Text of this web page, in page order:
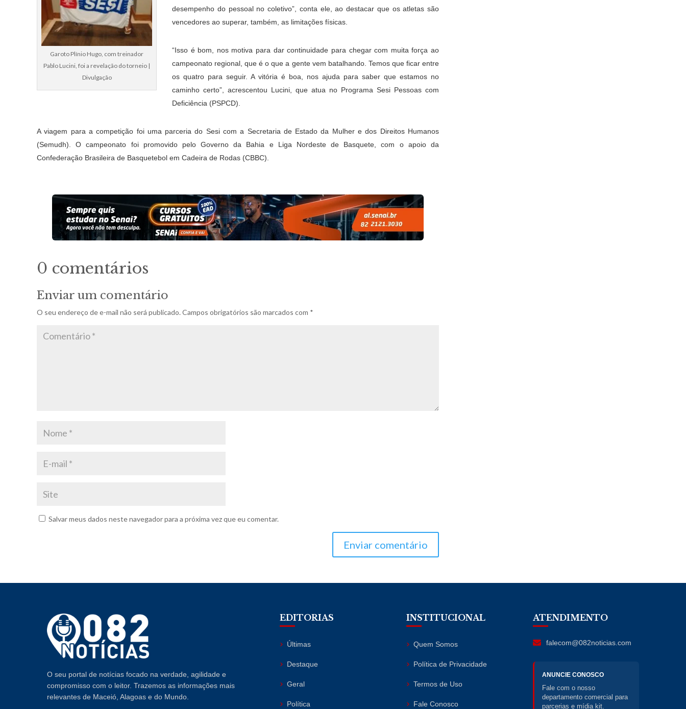
Garoto Plínio Hugo, com treinador
Pablo Lucini, foi a revelação do torneio |
Divulgação
desempenho do pessoal no coletivo”, conta ele, ao destacar que os atletas são
vencedores ao superar, também, as limitações físicas.
“Isso é bom, nos motiva para dar continuidade para chegar com muita força ao
campeonato regional, que é o que a gente vem batalhando. Temos que ficar entre
os quatro para seguir. A vitória é boa, nos ajuda para saber que estamos no
caminho certo”, acrescentou Lucini, que atua no Programa Sesi Pessoas com
Deficiência (PSPCD).
A viagem para a competição foi uma parceria do Sesi com a Secretaria de Estado da Mulher e dos Direitos Humanos
(Semudh). O campeonato foi promovido pelo Governo da Bahia e Liga Nordeste de Basquete, com o apoio da
Confederação Brasileira de Basquetebol em Cadeira de Rodas (CBBC).
0 comentários
Enviar um comentário
O seu endereço de e-mail não será publicado. Campos obrigatórios são marcados com *
Salvar meus dados neste navegador para a próxima vez que eu comentar.
Enviar comentário
O seu portal de notícias focado na verdade, agilidade e
compromisso com o leitor. Trazemos as informações mais
relevantes de Maceió, Alagoas e do Mundo.
EDITORIAS
Últimas
Destaque
Geral
Política
INSTITUCIONAL
Quem Somos
Política de Privacidade
Termos de Uso
Fale Conosco
ATENDIMENTO
falecom@082noticias.com
ANUNCIE CONOSCO
Fale com o nosso
departamento comercial para
parcerias e mídia kit.